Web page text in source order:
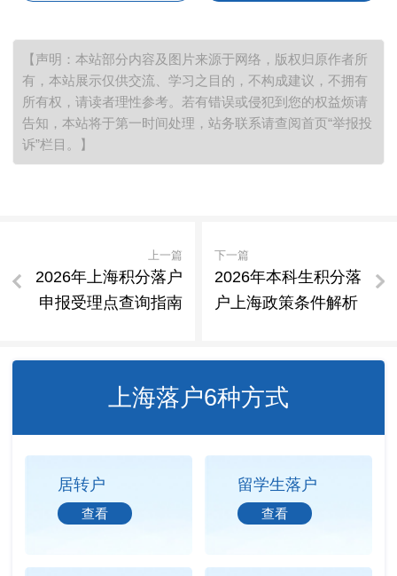
【声明：本站部分内容及图片来源于网络，版权归原作者所
有，本站展示仅供交流、学习之目的，不构成建议，不拥有
所有权，请读者理性参考。若有错误或侵犯到您的权益烦请
告知，本站将于第一时间处理，站务联系请查阅首页“举报投
诉”栏目。】
上一篇
2026年上海积分落户
申报受理点查询指南
下一篇
2026年本科生积分落
户上海政策条件解析
上海落户6种方式
居转户
查看
留学生落户
查看